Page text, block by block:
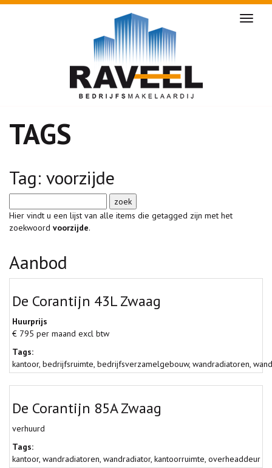
TAGS
Tag: voorzijde
Hier vindt u een lijst van alle items die getagged zijn met het
zoekwoord voorzijde.
Aanbod
De Corantijn 43L Zwaag
Huurprijs
€ 795 per maand excl btw
Tags:
kantoor, bedrijfsruimte, bedrijfsverzamelgebouw, wandradiatoren,
De Corantijn 85A Zwaag
verhuurd
Tags:
kantoor, wandradiatoren, wandradiator, kantoorruimte, overheaddeur